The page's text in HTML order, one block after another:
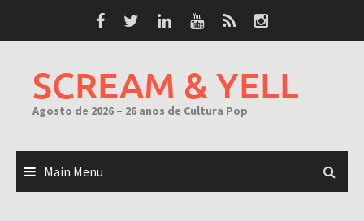
SCREAM & YELL
Agosto de 2026 – 26 anos de Cultura Pop
Main Menu